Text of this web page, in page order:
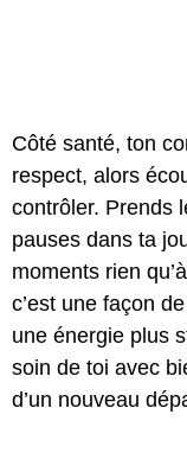
Côté santé, ton
respect, alors
contrôler. Prends
pauses dans ta
moments rien
c’est une façon
une énergie plus
soin de toi avec
d’un nouveau